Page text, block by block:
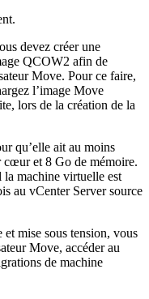
devez créer une
QCOW2 afin de
Move. Pour ce faire,
l’image Move
lors de la création de la
qu’elle ait au moins
cœur et 8 Go de mémoire.
la machine virtuelle est
au vCenter Server source
mise sous tension, vous
Move, accéder au
de machine